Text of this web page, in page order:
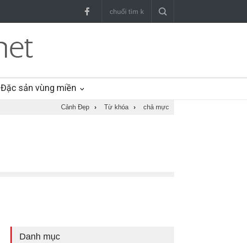
Đặc sản vùng miền
Cảnh Đẹp › Từ khóa › chả mực
Danh mục